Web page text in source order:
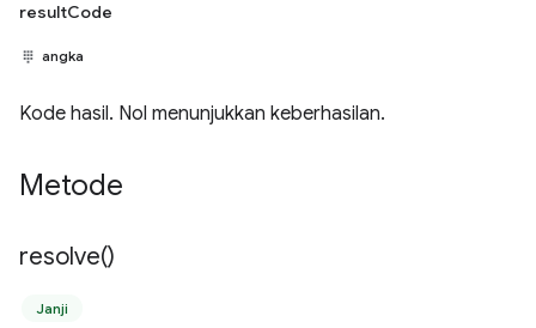
resultCode
angka
Kode hasil. Nol menunjukkan keberhasilan.
Metode
resolve()
Janji